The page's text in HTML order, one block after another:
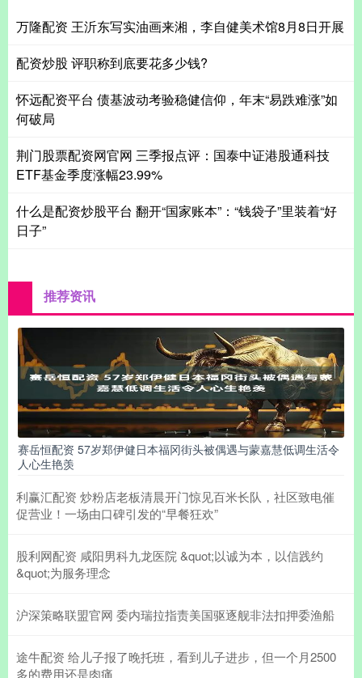
万隆配资 王沂东写实油画来湘，李自健美术馆8月8日开展
配资炒股 评职称到底要花多少钱?
怀远配资平台 债基波动考验稳健信仰，年末“易跌难涨”如
何破局
荆门股票配资网官网 三季报点评：国泰中证港股通科技
ETF基金季度涨幅23.99%
什么是配资炒股平台 翻开“国家账本”：“钱袋子”里装着“好
日子”
推荐资讯
赛岳恒配资 57岁郑伊健日本福冈街头被偶遇与蒙嘉慧低调生活令
人心生艳羡
利赢汇配资 炒粉店老板清晨开门惊见百米长队，社区致电催
促营业！一场由口碑引发的“早餐狂欢”
股利网配资 咸阳男科九龙医院 &quot;以诚为本，以信践约
&quot;为服务理念
沪深策略联盟官网 委内瑞拉指责美国驱逐舰非法扣押委渔船
途牛配资 给儿子报了晚托班，看到儿子进步，但一个月2500
多的费用还是肉痛